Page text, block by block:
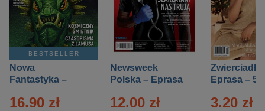
BESTSELLER
Nowa
Fantastyka –
16.90 zł
Newsweek
Polska – Eprasa
12.00 zł
Zwierciadło
Eprasa – 5/
3.20 zł